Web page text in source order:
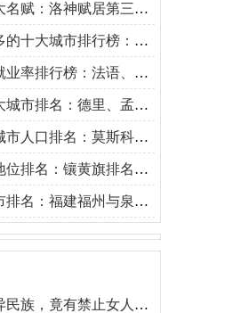
：洛神赋居第三，阿房
大城市排行榜：东京稳
排行榜：法语、德语包
排名：德里、孟买包揽
口排名：莫斯科1230万人
排名：镶黄旗排名首位
：福建福州与泉州双双
，竟有禁止女人穿裤子